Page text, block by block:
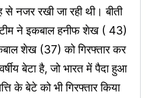
से नजर रखी जा रही थी। बीती
ने इकबाल हनीफ शेख ( 43)
शेख (37) को गिरफ्तार कर
बेटा है, जो भारत में पैदा हुआ
के बेटे को भी गिरफ्तार किया